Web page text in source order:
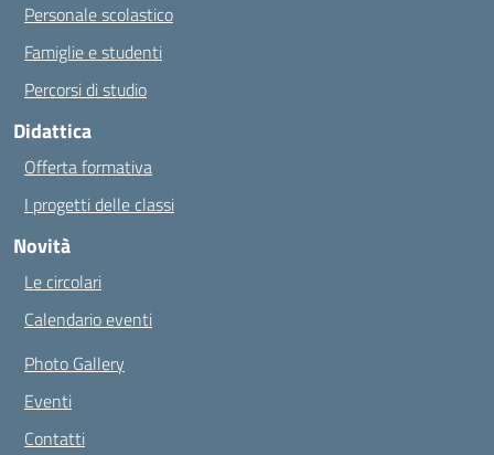
Personale scolastico
Famiglie e studenti
Percorsi di studio
Didattica
Offerta formativa
I progetti delle classi
Novità
Le circolari
Calendario eventi
Photo Gallery
Eventi
Contatti